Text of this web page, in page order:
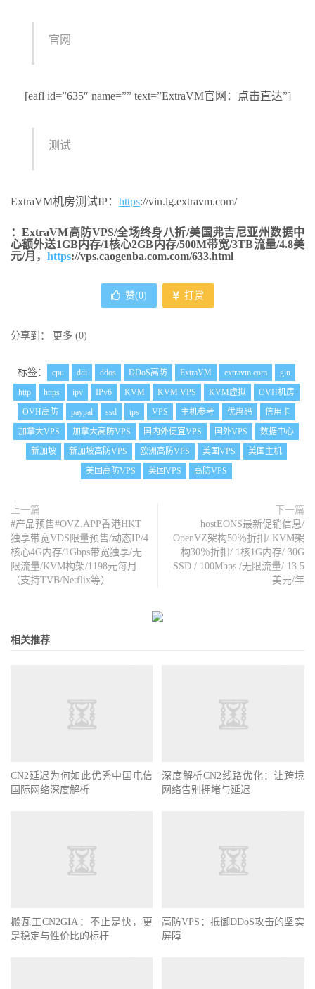
官网
[eafl id=”635″ name=”” text=”ExtraVM官网：点击直达”]
测试
ExtraVM机房测试IP： https://vin.lg.extravm.com/
：ExtraVM高防VPS/全场终身八折/美国弗吉尼亚州数据中
心额外送1GB内存/1核心2GB内存/500M带宽/3TB流量/4.8美
元/月， https://vps.caogenba.com.com/633.html
赞(0) 打赏
分享到： 更多 (0)
标签： cpu ddi ddos DDoS高防 ExtraVM extravm.com
gin
http
https ipv IPv6 KVM KVM VPS KVM虚拟
OVH机房
OVH高防
paypal ssd tps VPS 主机参考 优惠码
信用卡
加拿大VPS
加拿大高防VPS 国内外便宜VPS 国外VPS
数据中心
新加坡
新加坡高防VPS 欧洲高防VPS 美国VPS
美国主机
美国高防VPS
英国VPS 高防VPS
上一篇
#产品预售#OVZ.APP香港HKT
独享带宽VDS限量预售/动态IP/4
核心4G内存/1Gbps带宽独享/无
限流量/KVM构架/1198元每月
（支持TVB/Netflix等）
下一篇
hostEONS最新促销信息/
OpenVZ架构50％折扣/ KVM架
构30％折扣/ 1核1G内存/ 30G
SSD / 100Mbps /无限流量/ 13.5
美元/年
相关推荐
CN2延迟为何如此优秀中国电信
国际网络深度解析
深度解析CN2线路优化：让跨境
网络告别拥堵与延迟
搬瓦工CN2GIA：不止是快，更
是稳定与性价比的标杆
高防VPS：抵御DDoS攻击的坚实
屏障